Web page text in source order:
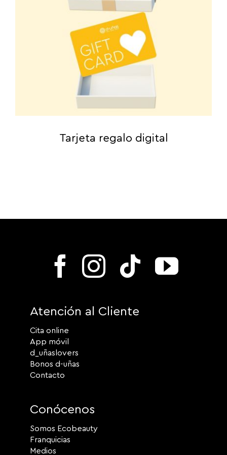
Tarjeta regalo digital
Atención al Cliente
Cita online
App móvil
d_uñaslovers
Bonos d-uñas
Contacto
Conócenos
Somos Ecobeauty
Franquicias
Medios